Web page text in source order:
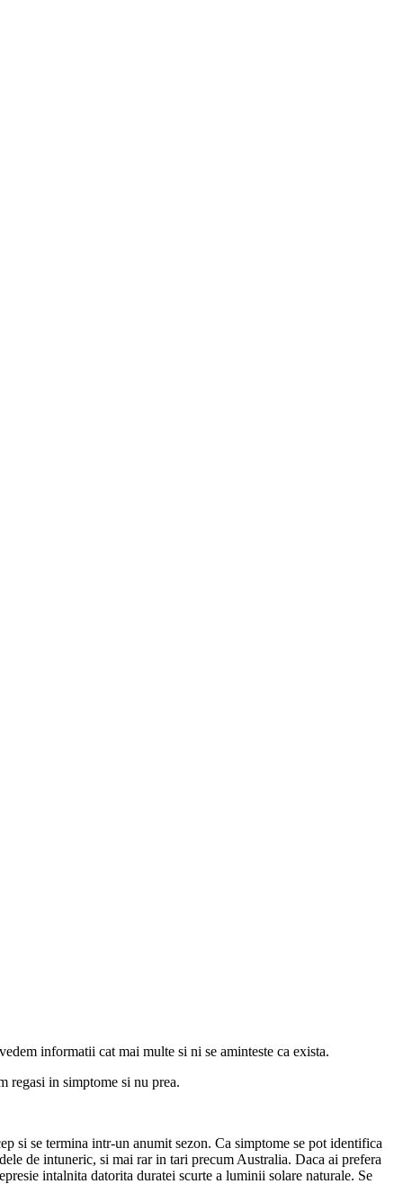
informatii cat mai multe si ni se aminteste ca exista.
regasi in simptome si nu prea.
si se termina intr-un anumit sezon. Ca simptome se pot identifica
de intuneric, si mai rar in tari precum Australia. Daca ai prefera
intalnita datorita duratei scurte a luminii solare naturale. Se